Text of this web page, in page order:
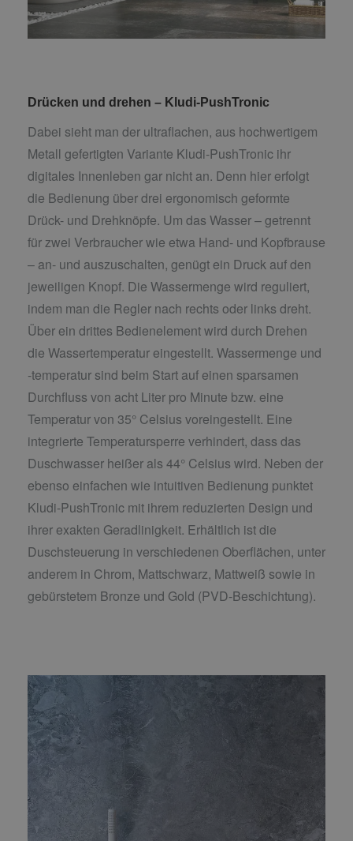
Drücken und drehen – Kludi-PushTronic
Dabei sieht man der ultraflachen, aus hochwertigem
Metall gefertigten Variante Kludi-PushTronic ihr
digitales Innenleben gar nicht an. Denn hier erfolgt
die Bedienung über drei ergonomisch geformte
Drück- und Drehknöpfe. Um das Wasser – getrennt
für zwei Verbraucher wie etwa Hand- und Kopfbrause
– an- und auszuschalten, genügt ein Druck auf den
jeweiligen Knopf. Die Wassermenge wird reguliert,
indem man die Regler nach rechts oder links dreht.
Über ein drittes Bedienelement wird durch Drehen
die Wassertemperatur eingestellt. Wassermenge und
-temperatur sind beim Start auf einen sparsamen
Durchfluss von acht Liter pro Minute bzw. eine
Temperatur von 35° Celsius voreingestellt. Eine
integrierte Temperatursperre verhindert, dass das
Duschwasser heißer als 44° Celsius wird. Neben der
ebenso einfachen wie intuitiven Bedienung punktet
Kludi-PushTronic mit ihrem reduzierten Design und
ihrer exakten Geradlinigkeit. Erhältlich ist die
Duschsteuerung in verschiedenen Oberflächen, unter
anderem in Chrom, Mattschwarz, Mattweiß sowie in
gebürstetem Bronze und Gold (PVD-Beschichtung).